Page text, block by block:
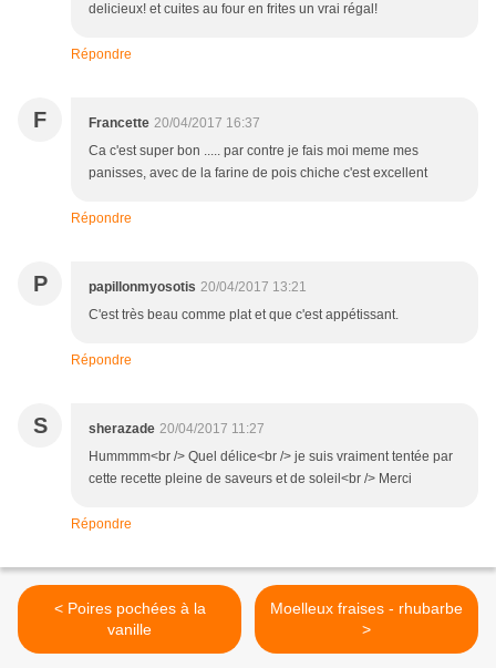
delicieux! et cuites au four en frites un vrai régal!
Répondre
F Francette 20/04/2017 16:37
Ca c'est super bon ..... par contre je fais moi meme mes
panisses, avec de la farine de pois chiche c'est excellent
Répondre
P papillonmyosotis 20/04/2017 13:21
C'est très beau comme plat et que c'est appétissant.
Répondre
S sherazade 20/04/2017 11:27
Hummmm<br /> Quel délice<br /> je suis vraiment tentée par
cette recette pleine de saveurs et de soleil<br /> Merci
Répondre
< Poires pochées à la
vanille
Moelleux fraises - rhubarbe
>